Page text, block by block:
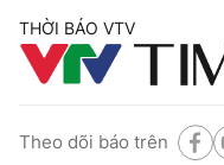
THỜI BÁO VTV
Theo dõi báo trên